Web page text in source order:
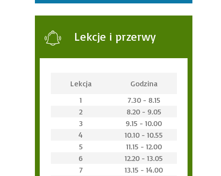
Lekcje i przerwy
Lekcja
Godzina
1
7.30 - 8.15
2
8.20 - 9.05
3
9.15 - 10.00
4
10.10 - 10.55
5
11.15 - 12.00
6
12.20 - 13.05
7
13.15 - 14.00